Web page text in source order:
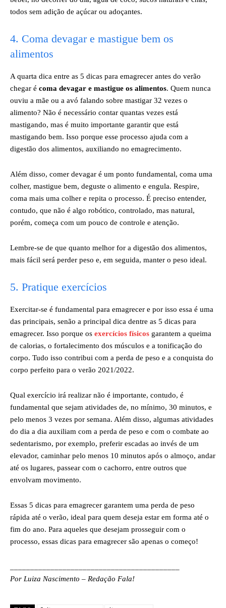
todos sem adição de açúcar ou adoçantes.
4. Coma devagar e mastigue bem os
alimentos
A quarta dica entre as 5 dicas para emagrecer antes do verão
chegar é coma devagar e mastigue os alimentos. Quem nunca
ouviu a mãe ou a avó falando sobre mastigar 32 vezes o
alimento? Não é necessário contar quantas vezes está
mastigando, mas é muito importante garantir que está
mastigando bem. Isso porque esse processo ajuda com a
digestão dos alimentos, auxiliando no emagrecimento.
Além disso, comer devagar é um ponto fundamental, coma uma
colher, mastigue bem, deguste o alimento e engula. Respire,
coma mais uma colher e repita o processo. É preciso entender,
contudo, que não é algo robótico, controlado, mas natural,
porém, começa com um pouco de controle e atenção.
Lembre-se de que quanto melhor for a digestão dos alimentos,
mais fácil será perder peso e, em seguida, manter o peso ideal.
5. Pratique exercícios
Exercitar-se é fundamental para emagrecer e por isso essa é uma
das principais, senão a principal dica dentre as 5 dicas para
emagrecer. Isso porque os exercícios físicos garantem a queima
de calorias, o fortalecimento dos músculos e a tonificação do
corpo. Tudo isso contribui com a perda de peso e a conquista do
corpo perfeito para o verão 2021/2022.
Qual exercício irá realizar não é importante, contudo, é
fundamental que sejam atividades de, no mínimo, 30 minutos, e
pelo menos 3 vezes por semana. Além disso, algumas atividades
do dia a dia auxiliam com a perda de peso e com o combate ao
sedentarismo, por exemplo, preferir escadas ao invés de um
elevador, caminhar pelo menos 10 minutos após o almoço, andar
até os lugares, passear com o cachorro, entre outros que
envolvam movimento.
Essas 5 dicas para emagrecer garantem uma perda de peso
rápida até o verão, ideal para quem deseja estar em forma até o
fim do ano. Para aqueles que desejam prosseguir com o
processo, essas dicas para emagrecer são apenas o começo!
Por Luiza Nascimento – Redação Fala!